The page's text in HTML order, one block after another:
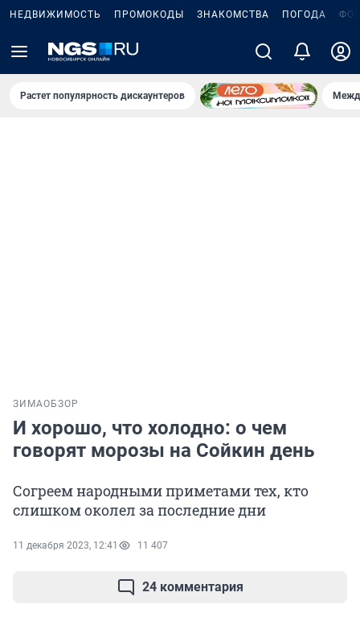
НЕДВИЖИМОСТЬ ПРОМОКОДЫ ЗНАКОМСТВА ПОГОДА
Растет популярность дискаунтеров
ЗИМАОБЗОР
И хорошо, что холодно: о чем
говорят морозы на Сойкин день
Согреем народными приметами тех, кто
слишком околел за последние дни
11 декабря 2023, 12:41 11 407
24 комментария